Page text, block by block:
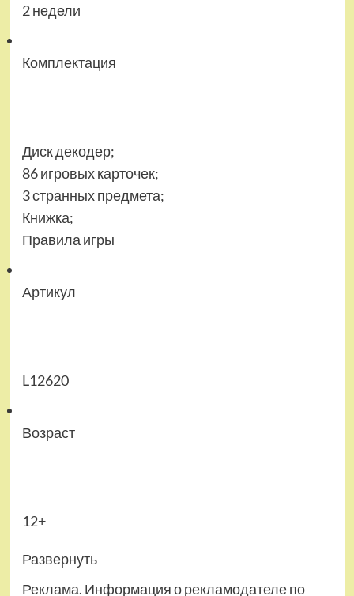
2 недели
Комплектация
Диск декодер;
86 игровых карточек;
3 странных предмета;
Книжка;
Правила игры
Артикул
L12620
Возраст
12+
Развернуть
Реклама. Информация о рекламодателе по